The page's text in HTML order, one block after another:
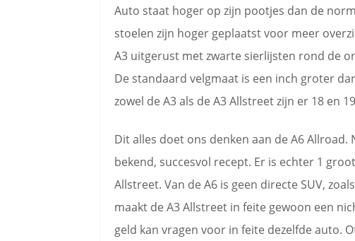
Auto staat hoger op zijn pootjes dan de
stoelen zijn hoger geplaatst voor meer
A3 uitgerust met zwarte sierlijsten rond de
De standaard velgmaat is een inch groter
zowel de A3 als de A3 Allstreet zijn er 18 en
Dit alles doet ons denken aan de A6 Allroad.
bekend, succesvol recept. Er is echter 1
Allstreet. Van de A6 is geen directe SUV,
maakt de A3 Allstreet in feite gewoon een
geld kan vragen voor in feite dezelfde auto.